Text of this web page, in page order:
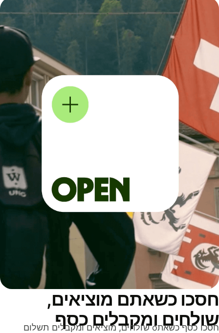
כשאתם מוציאים,
ומקבלים כסף
חסכו כסף כשאתo שולחים, מוציאים ומקבלים תשלום